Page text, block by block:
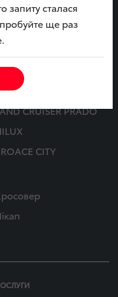
Гібрид
Гібрид
CROSS Гібрид
HR Гібрид
CRUISER PRADO
CITY
запиту сталася
ще раз